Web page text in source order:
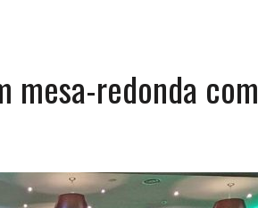
mesa-redonda com